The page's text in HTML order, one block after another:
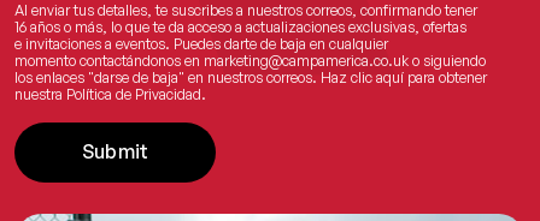
Al enviar tus detalles, te suscribes a nuestros correos, confirmando tener
16 años o más, lo que te da acceso a actualizaciones exclusivas, ofertas
e invitaciones a eventos. Puedes darte de baja en cualquier
momento contactándonos en marketing@campamerica.co.uk o siguiendo
los enlaces "darse de baja" en nuestros correos. Haz clic aquí para obtener
nuestra Política de Privacidad.
Submit